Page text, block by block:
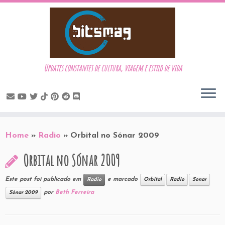
to
Updates constantes de cultura, viagem e estilo de vida
Home » Radio » Orbital no Sónar 2009
Orbital no Sónar 2009
Este post foi publicado em Radio e marcado Orbital Radio Sonar
Sónar 2009 por Beth Ferreira